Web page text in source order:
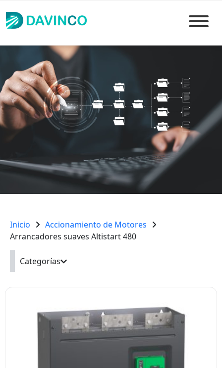
Inicio
Accionamiento de Motores
Arrancadores suaves Altistart 480
Categorías